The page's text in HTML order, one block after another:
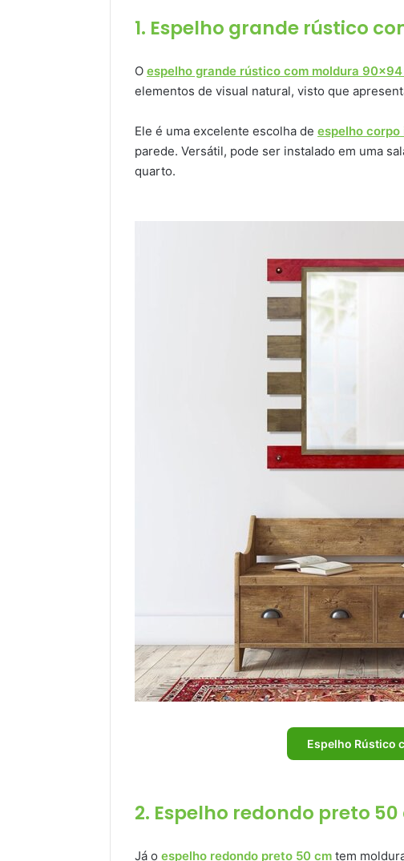
1. Espelho grande rústico
O espelho grande rústico com moldura
elementos de visual natural, visto que
Ele é uma excelente escolha de espelho
parede. Versátil, pode ser instalado em uma
quarto.
Espelho Rústico
2. Espelho redondo preto
Já o espelho redondo preto 50 cm tem